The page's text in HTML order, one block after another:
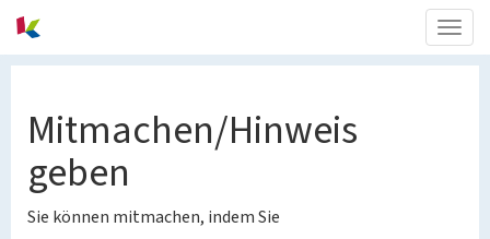
Mitmachen/Hinweis
geben
Sie können mitmachen, indem Sie